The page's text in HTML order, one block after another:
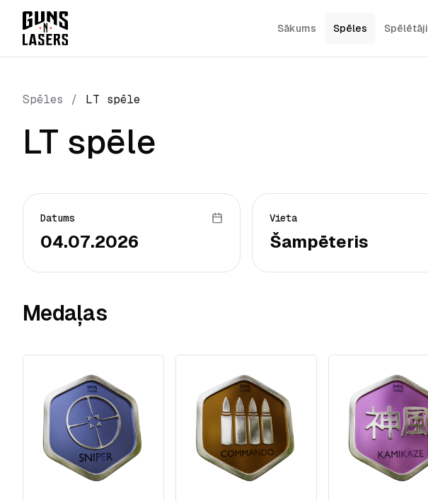
Sākums Spēles Spēlētāji
Spēles / LT spēle
LT spēle
Datums
04.07.2026
Vieta
Šampēteris
Medaļas